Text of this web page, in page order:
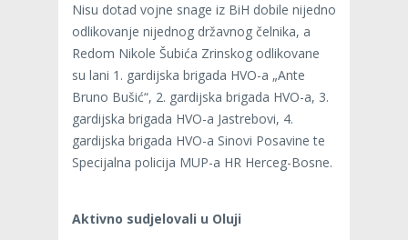
Nisu dotad vojne snage iz BiH dobile nijedno
odlikovanje nijednog državnog čelnika, a
Redom Nikole Šubića Zrinskog odlikovane
su lani 1. gardijska brigada HVO-a „Ante
Bruno Bušić“, 2. gardijska brigada HVO-a, 3.
gardijska brigada HVO-a Jastrebovi, 4.
gardijska brigada HVO-a Sinovi Posavine te
Specijalna policija MUP-a HR Herceg-Bosne.
Aktivno sudjelovali u Oluji